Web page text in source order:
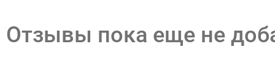
Отзывы пока еще не